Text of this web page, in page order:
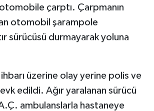
çarptı. Çarpmanın
otomobil şarampole
sürücüsü durmayarak yoluna
üzerine olay yerine polis ve
edildi. Ağır yaralanan sürücü
ambulanslarla hastaneye